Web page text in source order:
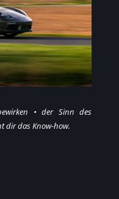
• der Sinn des
dir das Know-how.